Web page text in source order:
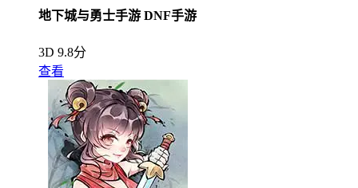
地下城与勇士手游 DNF手游
3D 9.8分
查看